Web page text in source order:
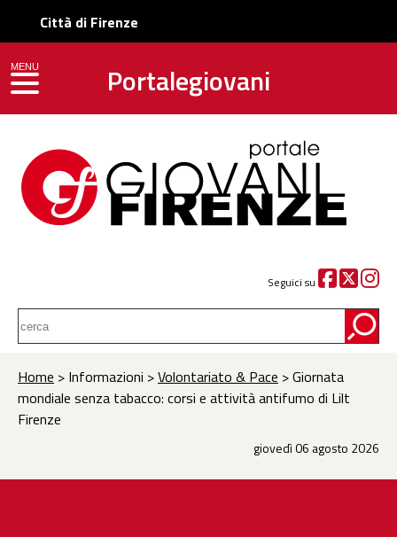
Città di Firenze
Portalegiovani
Seguici su
MENU
toggle navigation
Home > Informazioni >Volontariato & Pace > Giornata
mondiale senza tabacco: corsi e attività antifumo di Lilt
Firenze
giovedì 06 agosto 2026